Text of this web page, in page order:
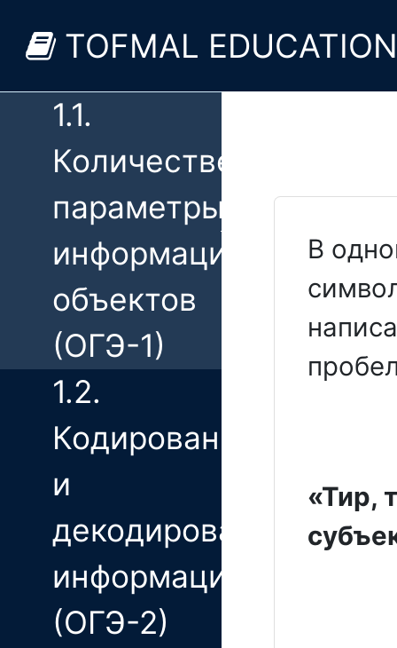
TOFMAL
часть
1.1.
Количественные
параметры
информационных
объектов
(ОГЭ-1)
1.2.
Кодирование
и
декодирование
информации
(ОГЭ-2)
В
«Тир,